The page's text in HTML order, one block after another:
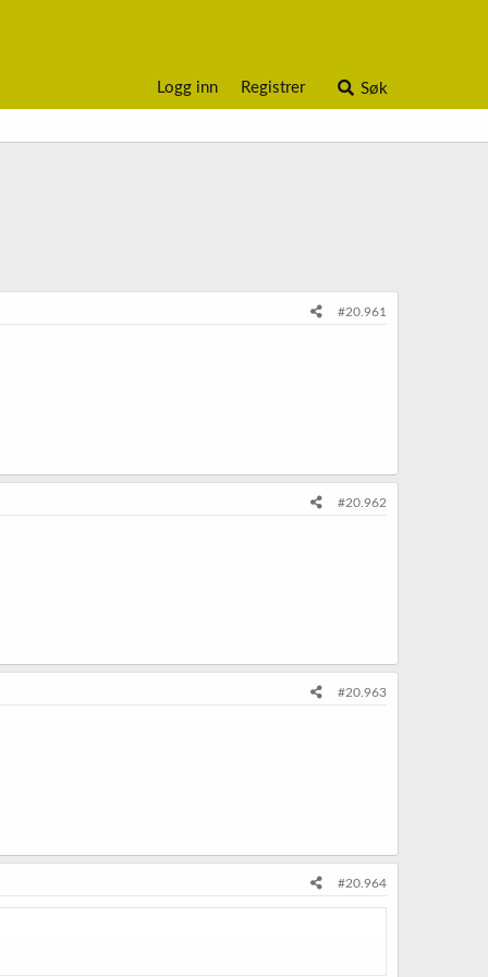
Logg inn Registrer Søk
#20.961
#20.962
#20.963
#20.964